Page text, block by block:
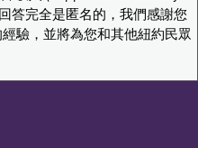
答完全是匿名的，我們感謝您
驗，並將為您和其他紐約民眾